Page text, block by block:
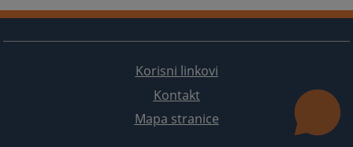
Korisni linkovi
Kontakt
Mapa stranice